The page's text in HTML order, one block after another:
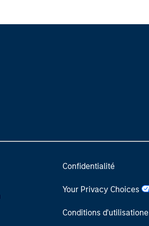
Confidentialité
Your Privacy Choices
Conditions d'utilisatione